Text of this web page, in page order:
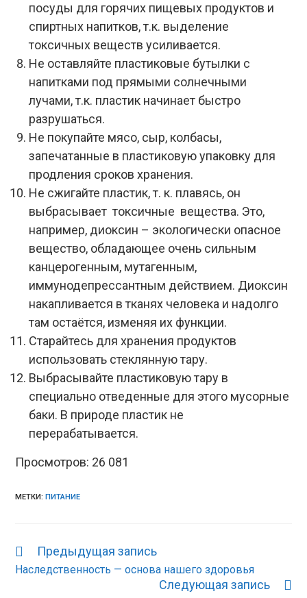
посуды для горячих пищевых продуктов и
спиртных напитков, т.к. выделение
токсичных веществ усиливается.
Не оставляйте пластиковые бутылки с
напитками под прямыми солнечными
лучами, т.к. пластик начинает быстро
разрушаться.
Не покупайте мясо, сыр, колбасы,
запечатанные в пластиковую упаковку для
продления сроков хранения.
Не сжигайте пластик, т. к. плавясь, он
выбрасывает токсичные вещества. Это,
например, диоксин – экологически опасное
вещество, обладающее очень сильным
канцерогенным, мутагенным,
иммунодепрессантным действием. Диоксин
накапливается в тканях человека и надолго
там остаётся, изменяя их функции.
Старайтесь для хранения продуктов
использовать стеклянную тару.
Выбрасывайте пластиковую тару в
специально отведенные для этого мусорные
баки. В природе пластик не
перерабатывается.
Просмотров: 26 081
МЕТКИ: ПИТАНИЕ
Еще
статьи
Предыдущая запись
Наследственность — основа нашего здоровья
Следующая запись